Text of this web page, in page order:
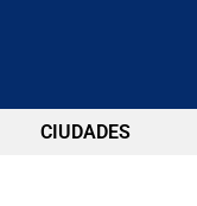
CIUDADES